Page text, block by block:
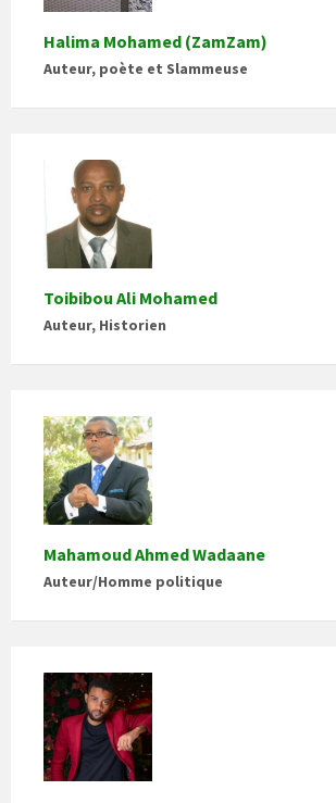
Halima Mohamed (ZamZam)
Auteur, poète et Slammeuse
Toibibou Ali Mohamed
Auteur, Historien
Mahamoud Ahmed Wadaane
Auteur/Homme politique